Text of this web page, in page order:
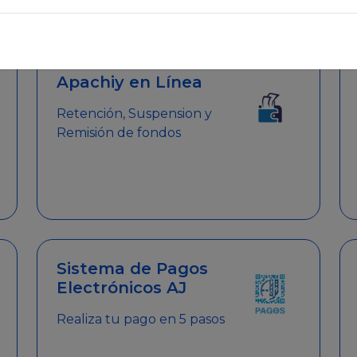
Apachiy en Línea
Retención, Suspension y
Remisión de fondos
Sistema de Pagos
Electrónicos AJ
Realiza tu pago en 5 pasos